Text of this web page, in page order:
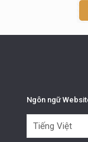
Ngôn ngữ
ngữ